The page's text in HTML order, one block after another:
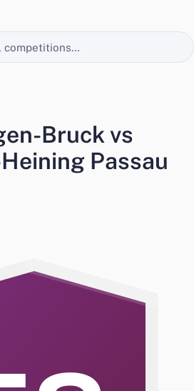
Bruck vs
Passau